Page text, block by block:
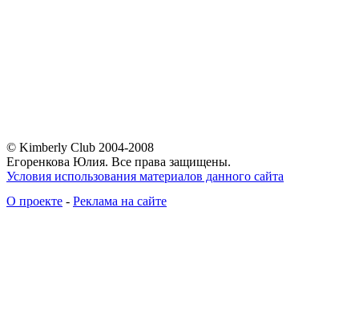
© Kimberly Club 2004-2008
Егоренкова Юлия. Все права защищены.
Условия использования материалов данного сайта
О проекте - Реклама на сайте